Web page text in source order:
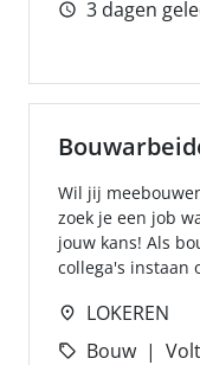
3 dagen
Wil jij
zoek je een job
jouw kans! Als
collega's instaan
LOKEREN
Bouw